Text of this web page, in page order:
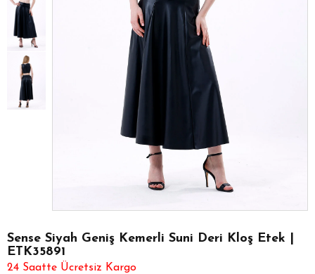
Sense Siyah Geniş Kemerli Suni Deri Kloş Etek |
ETK35891
24 Saatte Ücretsiz Kargo